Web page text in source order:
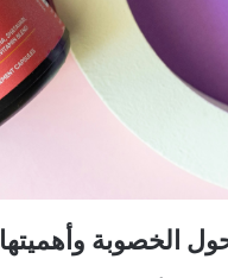
الخصوبة وأهميتها